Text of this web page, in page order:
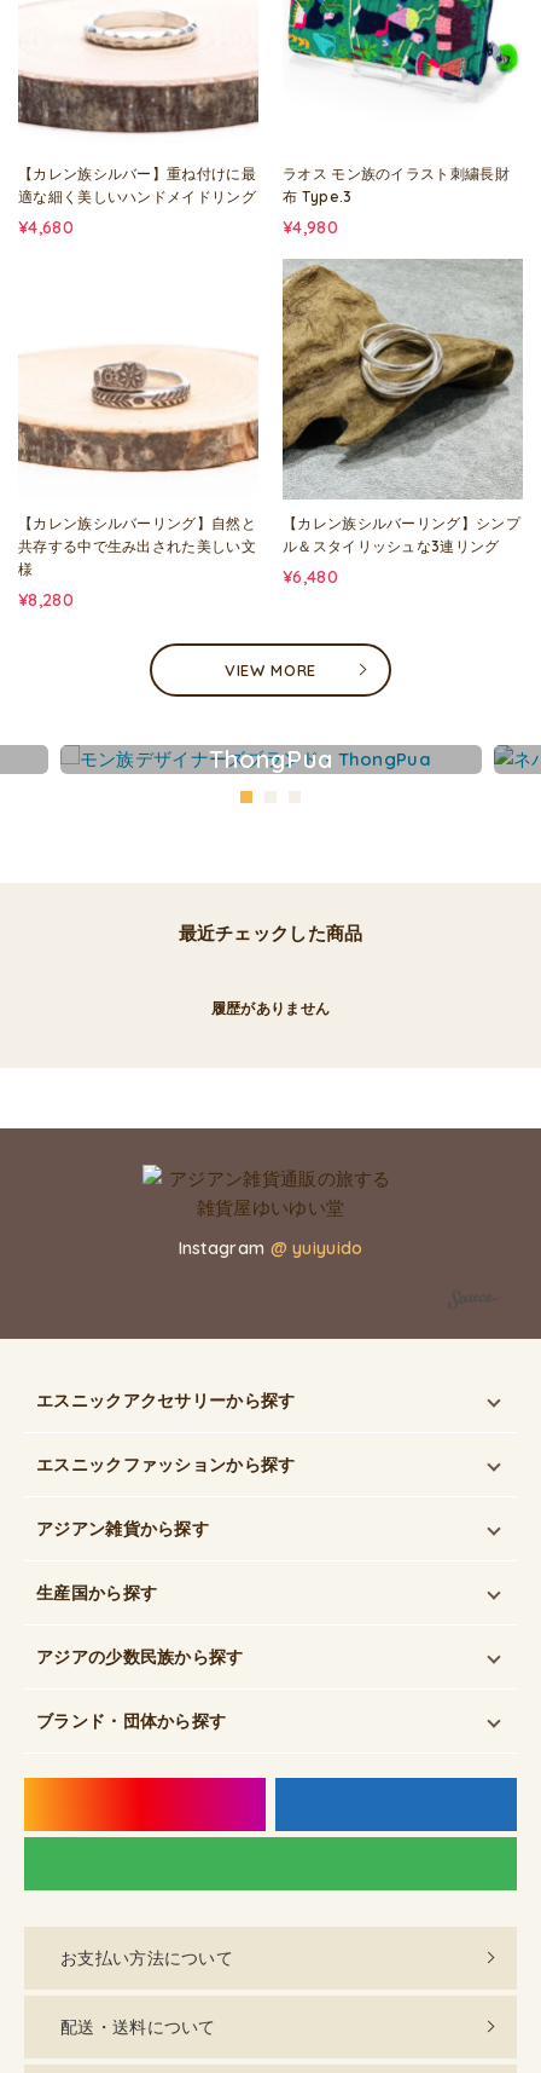
【カレン族シルバー】重ね付けに最
適な細く美しいハンドメイドリング
¥4,680
ラオス モン族のイラスト刺繍長財
布 Type.3
¥4,980
【カレン族シルバーリング】自然と
共存する中で生み出された美しい文
様
¥8,280
【カレン族シルバーリング】シンプ
ル＆スタイリッシュな3連リング
¥6,480
VIEW MORE
ThongPua
最近チェックした商品
履歴がありません
Instagram @ yuiyuido
エスニックアクセサリーから探す
エスニックファッションから探す
アジアン雑貨から探す
生産国から探す
アジアの少数民族から探す
ブランド・団体から探す
お支払い方法について
配送・送料について